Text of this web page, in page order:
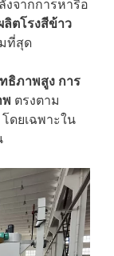
จากการหารือ
ลิตโรงสีข้าว
ที่สุด
ธิภาพสูง การ
ตรงตาม
ดยเฉพาะใน